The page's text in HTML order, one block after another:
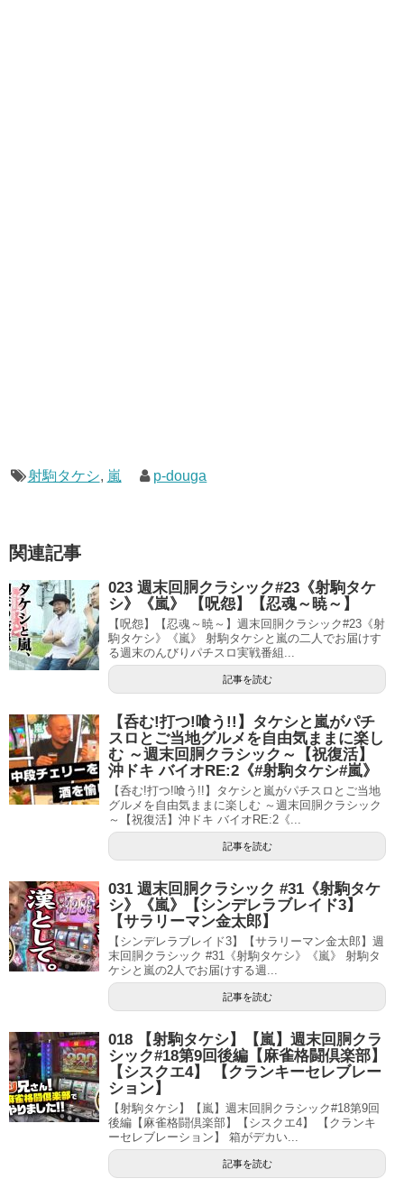
射駒タケシ, 嵐 p-douga
関連記事
023 週末回胴クラシック#23《射駒タケ
シ》《嵐》 【呪怨】【忍魂～暁～】
【呪怨】【忍魂～暁～】週末回胴クラシック#23《射
駒タケシ》《嵐》 射駒タケシと嵐の二人でお届けす
る週末のんびりパチスロ実戦番組...
記事を読む
【呑む!打つ!喰う!!】タケシと嵐がパチ
スロとご当地グルメを自由気ままに楽し
む ～週末回胴クラシック～【祝復活】
沖ドキ バイオRE:2《#射駒タケシ#嵐》
【呑む!打つ!喰う!!】タケシと嵐がパチスロとご当地
グルメを自由気ままに楽しむ ～週末回胴クラシック
～【祝復活】沖ドキ バイオRE:2《...
記事を読む
031 週末回胴クラシック #31《射駒タケ
シ》《嵐》【シンデレラブレイド3】
【サラリーマン金太郎】
【シンデレラブレイド3】【サラリーマン金太郎】週
末回胴クラシック #31《射駒タケシ》《嵐》 射駒タ
ケシと嵐の2人でお届けする週...
記事を読む
018 【射駒タケシ】【嵐】週末回胴クラ
シック#18第9回後編【麻雀格闘倶楽部】
【シスクエ4】 【クランキーセレブレー
ション】
【射駒タケシ】【嵐】週末回胴クラシック#18第9回
後編【麻雀格闘倶楽部】【シスクエ4】 【クランキ
ーセレブレーション】 箱がデカい...
記事を読む